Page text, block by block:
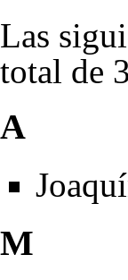
Las
total de
A
M